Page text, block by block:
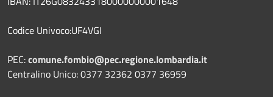
Codice Univoco:UF4VGI
PEC:comune.fombio@pec.regione.lombardia.it
Centralino Unico: 0377 32362 0377 36959